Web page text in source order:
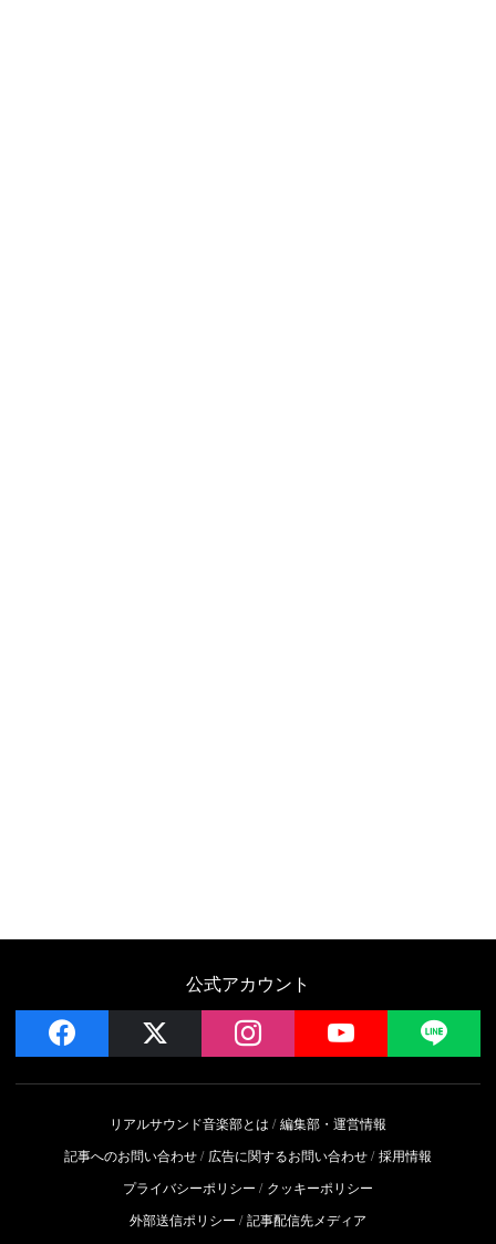
公式アカウント
facebook instagram YouTube
リアルサウンド音楽部とは
編集部・運営情報
記事へのお問い合わせ
広告に関するお問い合わせ 採用情報
プライバシーポリシー
クッキーポリシー
外部送信ポリシー
記事配信先メディア